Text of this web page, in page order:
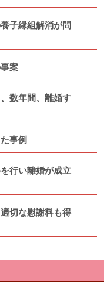
子縁組解消が問
案
数年間、離婚す
事例
行い離婚が成立
切な慰謝料も得